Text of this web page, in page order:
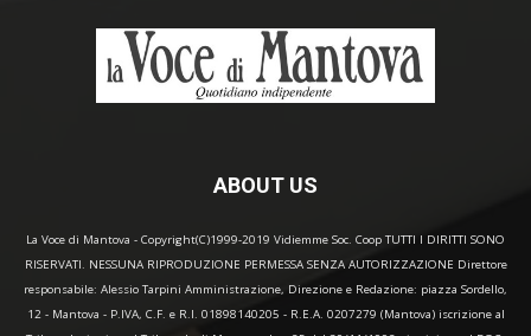
ABOUT US
La Voce di Mantova - Copyright(C)1999-2019 Vidiemme Soc. Coop TUTTI I DIRITTI SONO
RISERVATI. NESSUNA RIPRODUZIONE PERMESSA SENZA AUTORIZZAZIONE Direttore
responsabile: Alessio Tarpini Amministrazione, Direzione e Redazione: piazza Sordello,
12 - Mantova - P.IVA, C.F. e R.I. 01898140205 - R.E.A. 0207279 (Mantova) iscrizione al